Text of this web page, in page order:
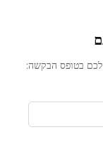
בטופס הבקשה: